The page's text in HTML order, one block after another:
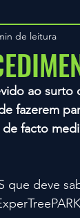
de leitura
ao
fazerem
de facto
que deve